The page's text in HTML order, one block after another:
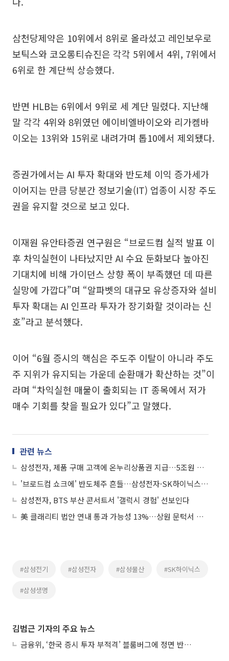
삼천당제약은 10위에서 8위로 올라섰고 레인보우로
보틱스와 코오롱티슈진은 각각 5위에서 4위, 7위에서
6위로 한 계단씩 상승했다.
반면 HLB는 6위에서 9위로 세 계단 밀렸다. 지난해
말 각각 4위와 8위였던 에이비엘바이오와 리가켐바
이오는 13위와 15위로 내려가며 톱10에서 제외됐다.
증권가에서는 AI 투자 확대와 반도체 이익 증가세가
이어지는 만큼 당분간 정보기술(IT) 업종이 시장 주도
권을 유지할 것으로 보고 있다.
이재원 유안타증권 연구원은 “브로드컴 실적 발표 이
후 차익실현이 나타났지만 AI 수요 둔화보다 높아진
기대치에 비해 가이던스 상향 폭이 부족했던 데 따른
실망에 가깝다”며 “알파벳의 대규모 유상증자와 설비
투자 확대는 AI 인프라 투자가 장기화할 것이라는 신
호”라고 분석했다.
이어 “6월 증시의 핵심은 주도주 이탈이 아니라 주도
주 지위가 유지되는 가운데 순환매가 확산하는 것”이
라며 “차익실현 매물이 출회되는 IT 종목에서 저가
매수 기회를 찾을 필요가 있다”고 말했다.
관련 뉴스
삼성전자, 제품 구매 고객에 온누리상품권 지급…5조원 사회 기여 첫발
'브로드컴 쇼크에' 반도체주 흔들…삼성전자·SK하이닉스 '급락'
삼성전자, BTS 부산 콘서트서 '갤럭시 경험' 선보인다
美 클래리티 법안 연내 통과 가능성 13%…상원 문턱서 제동
#삼성전기 #삼성전자 #삼성물산 #SK하이닉스
#삼성생명
김범근 기자의 주요 뉴스
금융위, ‘한국 증시 투자 부적격’ 블룸버그에 정면 반박…“근거 불분명”